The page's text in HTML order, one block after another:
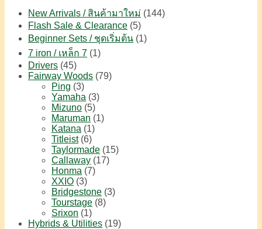
New Arrivals / สินค้ามาใหม่ (144)
Flash Sale & Clearance (5)
Beginner Sets / ชุดเริ่มต้น (1)
7 iron / เหล็ก 7 (1)
Drivers (45)
Fairway Woods (79)
Ping (3)
Yamaha (3)
Mizuno (5)
Maruman (1)
Katana (1)
Titleist (6)
Taylormade (15)
Callaway (17)
Honma (7)
XXIO (3)
Bridgestone (3)
Tourstage (8)
Srixon (1)
Hybrids & Utilities (19)